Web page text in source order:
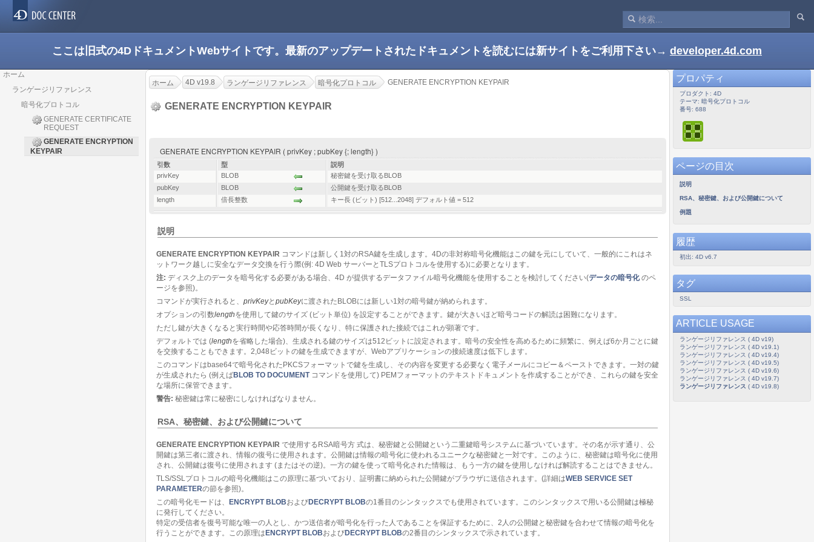
ここは旧式の4DドキュメントWebサイトです。最新のアップデートされたドキュメントを読むには新サイトをご利用下さい→ developer.4d.com
ホーム
ランゲージリファレンス
暗号化プロトコル
GENERATE CERTIFICATE
REQUEST
GENERATE ENCRYPTION
KEYPAIR
ホーム 4D v19.8 ランゲージリファレンス 暗号化プロトコル GENERATE ENCRYPTION KEYPAIR
GENERATE ENCRYPTION KEYPAIR
GENERATE ENCRYPTION KEYPAIR ( privKey ; pubKey {; length} )
引数 型
説明
privKey
BLOB
秘密鍵を受け取るBLOB
pubKey
BLOB
公開鍵を受け取るBLOB
length
倍長整数 キー長 (ビット) [512...2048] デフォルト値 = 512
説明
GENERATE ENCRYPTION KEYPAIR コマンドは新しく1対のRSA鍵を生成します。4Dの非対称暗号化機能はこの鍵を元にしていて、一般的にこれはネ
ットワーク越しに安全なデータ交換を行う際(例: 4D Web サーバーとTLSプロトコルを使用する)に必要となります。
注: ディスク上のデータを暗号化する必要がある場合、4D が提供するデータファイル暗号化機能を使用することを検討してください(データの暗号化のペ
ージを参照)。
コマンドが実行されると、 privKeyと pubKeyに渡されたBLOBには新しい1対の暗号鍵が納められます。
オプションの引数lengthを使用して鍵のサイズ (ビット単位) を設定することができます。鍵が大きいほど暗号コードの解読は困難になります。
ただし鍵が大きくなると実行時間や応答時間が長くなり、特に保護された接続ではこれが顕著です。
デフォルトでは (lengthを省略した場合)、生成される鍵のサイズは512ビットに設定されます。暗号の安全性を高めるために頻繁に、例えば6か月ごとに鍵
を交換することもできます。2,048ビットの鍵を生成できますが、Webアプリケーションの接続速度は低下します。
このコマンドはbase64で暗号化されたPKCSフォーマットで鍵を生成し、その内容を変更する必要なく電子メールにコピー＆ペーストできます。一対の鍵
が生成されたら (例えばBLOB TO DOCUMENTコマンドを使用して) PEMフォーマットのテキストドキュメントを作成することができ、これらの鍵を安全
な場所に保管できます。
警告: 秘密鍵は常に秘密にしなければなりません。
RSA、秘密鍵、および公開鍵について
GENERATE ENCRYPTION KEYPAIR で使用するRSA暗号方 式は、秘密鍵と公開鍵という二重鍵暗号システムに基づいています。その名が示す通り、公
開鍵は第三者に渡され、情報の復号に使用されます。公開鍵は情報の暗号化に使われるユニークな秘密鍵と一対です。このように、秘密鍵は暗号化に使用
され、公開鍵は復号に使用されます (またはその逆)。一方の鍵を使って暗号化された情報は、もう一方の鍵を使用しなければ解読することはできません。
TLS/SSLプロトコルの暗号化機能はこの原理に基づいており、証明書に納められた公開鍵がブラウザに送信されます。(詳細はWEB SERVICE SET
PARAMETERの節を参照)。
この暗号化モードは、 ENCRYPT BLOBおよびDECRYPT BLOBの1番目のシンタックスでも使用されています。このシンタックスで用いる公開鍵は極秘
に発行してください。
特定の受信者を復号可能な唯一の人とし、かつ送信者が暗号化を行った人であることを保証するために、2人の公開鍵と秘密鍵を合わせて情報の暗号化を
行うことができます。この原理はENCRYPT BLOBおよびDECRYPT BLOBの2番目のシンタックスで示されています。
プロパティ
プロダクト: 4D
テーマ: 暗号化プロトコル
番号: 688
ページの目次
説明
RSA、秘密鍵、および公開鍵について
例題
履歴
初出: 4D v6.7
タグ
SSL
ARTICLE USAGE
ランゲージリファレンス ( 4D v19)
ランゲージリファレンス ( 4D v19.1)
ランゲージリファレンス ( 4D v19.4)
ランゲージリファレンス ( 4D v19.5)
ランゲージリファレンス ( 4D v19.6)
ランゲージリファレンス ( 4D v19.7)
ランゲージリファレンス ( 4D v19.8)